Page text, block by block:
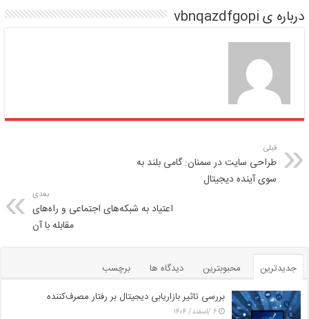
درباره ی vbnqazdfgopi
قبلی
طراحی سایت در سمنان: گامی بلند به
سوی آینده دیجیتال
بعدی
اعتیاد به شبکه‌های اجتماعی و راه‌های
مقابله با آن
جدیدترین محبوبترین دیدگاه ها
برچسب
بررسی تاثیر بازاریابی دیجیتال بر رفتار مصرف‌کننده
۶ /اسفند/ ۱۴۰۴